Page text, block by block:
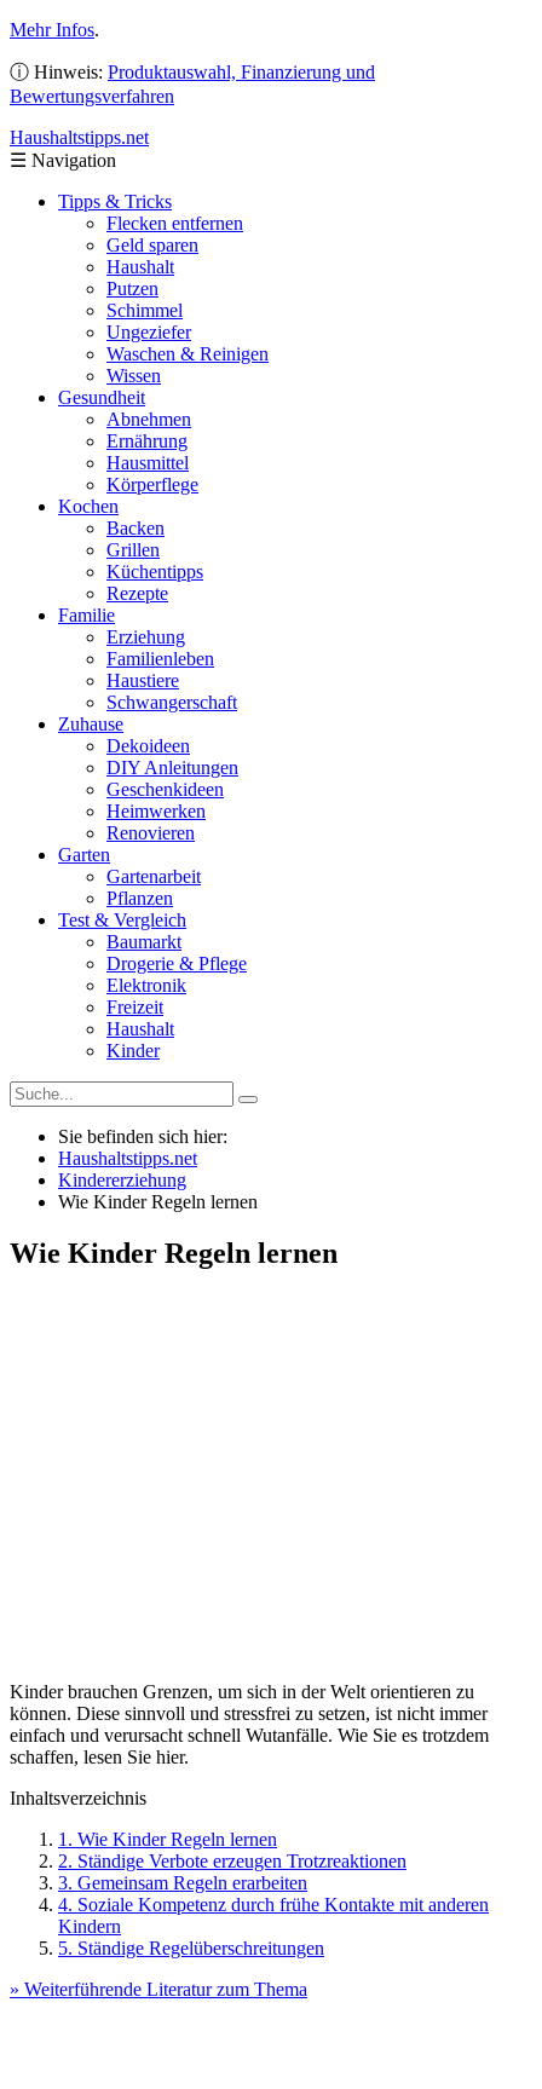
Mehr Infos.
ⓘ Hinweis: Produktauswahl, Finanzierung und
Bewertungsverfahren
Haushaltstipps.net
☰ Navigation
Tipps & Tricks
Flecken entfernen
Geld sparen
Haushalt
Putzen
Schimmel
Ungeziefer
Waschen & Reinigen
Wissen
Gesundheit
Abnehmen
Ernährung
Hausmittel
Körperflege
Kochen
Backen
Grillen
Küchentipps
Rezepte
Familie
Erziehung
Familienleben
Haustiere
Schwangerschaft
Zuhause
Dekoideen
DIY Anleitungen
Geschenkideen
Heimwerken
Renovieren
Garten
Gartenarbeit
Pflanzen
Test & Vergleich
Baumarkt
Drogerie & Pflege
Elektronik
Freizeit
Haushalt
Kinder
Sie befinden sich hier:
Haushaltstipps.net
Kindererziehung
Wie Kinder Regeln lernen
Wie Kinder Regeln lernen
Kinder brauchen Grenzen, um sich in der Welt orientieren zu
können. Diese sinnvoll und stressfrei zu setzen, ist nicht immer
einfach und verursacht schnell Wutanfälle. Wie Sie es trotzdem
schaffen, lesen Sie hier.
Inhaltsverzeichnis
1. Wie Kinder Regeln lernen
2. Ständige Verbote erzeugen Trotzreaktionen
3. Gemeinsam Regeln erarbeiten
4. Soziale Kompetenz durch frühe Kontakte mit anderen
Kindern
5. Ständige Regelüberschreitungen
» Weiterführende Literatur zum Thema